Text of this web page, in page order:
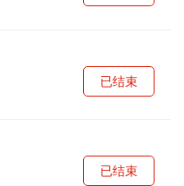
已结束
已结束